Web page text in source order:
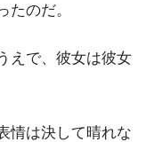
たのだ。
えで、彼女は彼女
情は決して晴れな